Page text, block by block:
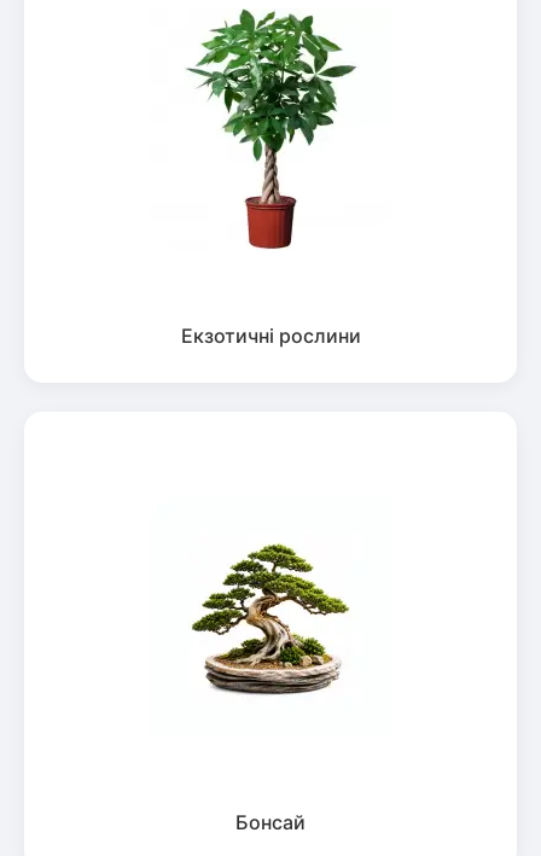
Екзотичні рослини
Бонсай